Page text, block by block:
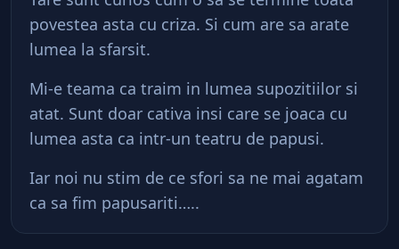
povestea asta cu criza. Si cum are sa arate
lumea la sfarsit.
Mi-e teama ca traim in lumea supozitiilor si
atat. Sunt doar cativa insi care se joaca cu
lumea asta ca intr-un teatru de papusi.
Iar noi nu stim de ce sfori sa ne mai agatam
ca sa fim papusariti…..